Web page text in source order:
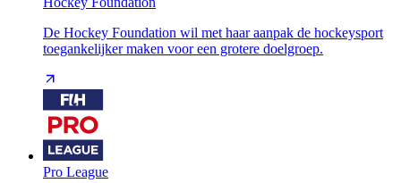
De Hockey Foundation wil met haar aanpak de hockeysport
toegankelijker maken voor een grotere doelgroep.
Pro League